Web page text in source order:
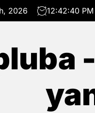
2026 12:42:40 PM